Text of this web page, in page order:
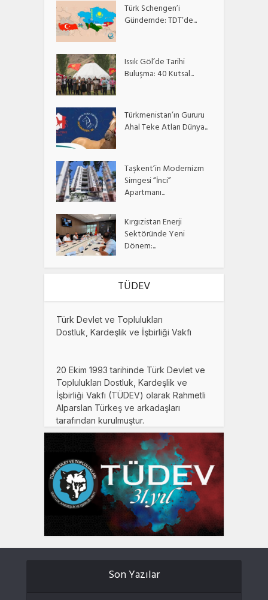
Türk Schengen’i
Gündemde: TDT’de...
Issık Göl’de Tarihi
Buluşma: 40 Kutsal...
Türkmenistan’ın Gururu
Ahal Teke Atları Dünya...
Taşkent’in Modernizm
Simgesi “İnci”
Apartmanı...
Kırgızistan Enerji
Sektöründe Yeni
Dönem:...
TÜDEV
Türk Devlet ve Toplulukları
Dostluk, Kardeşlik ve İşbirliği Vakfı
20 Ekim 1993 tarihinde Türk Devlet ve
Toplulukları Dostluk, Kardeşlik ve
İşbirliği Vakfı (TÜDEV) olarak Rahmetli
Alparslan Türkeş ve arkadaşları
tarafından kurulmuştur.
Son Yazılar